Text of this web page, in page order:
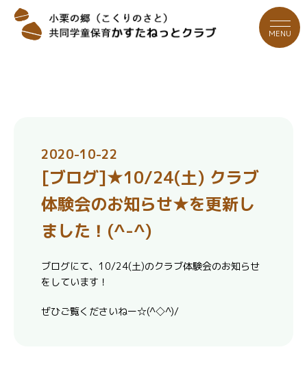
MENU
2020-10-22
[ブログ]★10/24(土) クラブ
体験会のお知らせ★を更新し
ました！(^-^)
ブログにて、10/24(土)のクラブ体験会のお知らせ
をしています！
ぜひご覧くださいねー☆(^◇^)/